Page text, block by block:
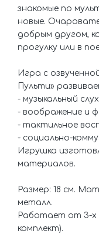
знакомые по
новые.
добрым другом,
прогулку или в
Игра с
Пульти»
- музыкальный слух
- воображение и
- тактильное
- социально-
Игрушка
материалов.
Размер: 18 см.
металл.
Работает от 3-х
комплект).